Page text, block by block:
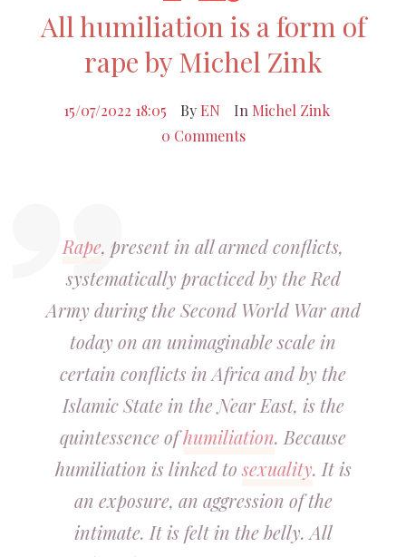
All humiliation is a form of
rape by Michel Zink
15/07/2022 18:05 By EN In Michel Zink
0 Comments
Rape, present in all armed conflicts,
systematically practiced by the Red
Army during the Second World War and
today on an unimaginable scale in
certain conflicts in Africa and by the
Islamic State in the Near East, is the
quintessence ofhumiliation. Because
humiliation is linked tosexuality. It is
an exposure, an aggression of the
intimate. It is felt in the belly. All